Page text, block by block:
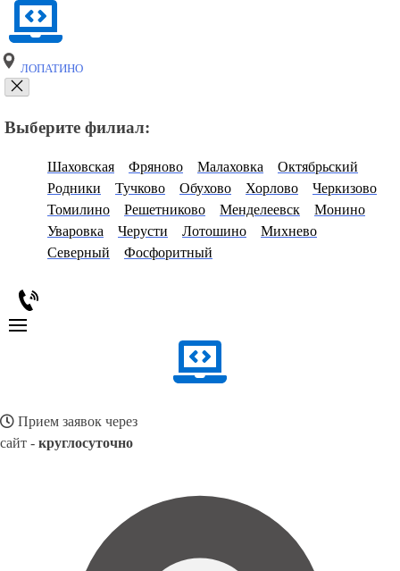
ЛОПАТИНО
Выберите филиал:
Шаховская Фряново Малаховка
Октябрьский
Родники
Тучково Обухово Хорлово
Черкизово
Томилино
Решетниково Менделеевск
Монино
Уваровка
Черусти Лотошино
Михнево
Северный
Фосфоритный
Прием заявок через
сайт - круглосуточно